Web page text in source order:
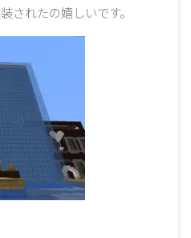
されたの嬉しいです。